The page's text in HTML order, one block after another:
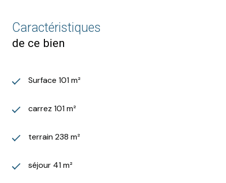
Caractéristiques
de ce bien
Surface 101 m²
carrez 101 m²
terrain 238 m²
séjour 41 m²